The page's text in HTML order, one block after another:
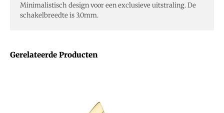
Gerelateerde Producten
Minimalistisch design voor een exclusieve uitstraling. De
schakelbreedte is 3.0mm.